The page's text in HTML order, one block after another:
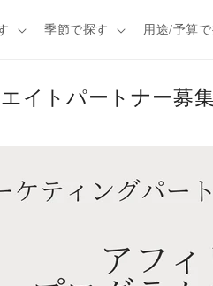
季節で探す 用途/予算
イトパートナー募